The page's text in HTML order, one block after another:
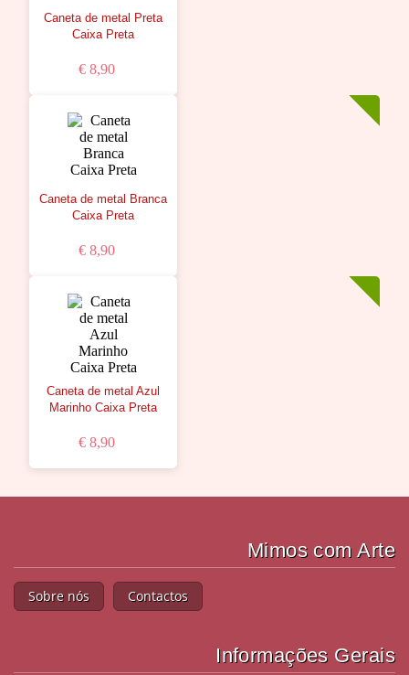
Caneta de metal Preta
Caixa Preta
€ 8,90
Caneta de metal Branca
Caixa Preta
€ 8,90
Caneta de metal Azul
Marinho Caixa Preta
€ 8,90
Mimos com Arte
Sobre nós Contactos
Informações Gerais